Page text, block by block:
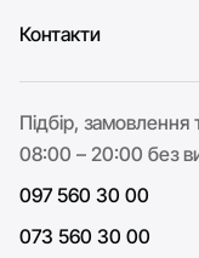
Контакти
Підбір, замовлення
08:00 – 20:00 без
097 560 30 00
073 560 30 00